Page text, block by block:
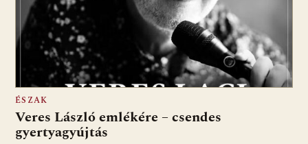
ÉSZAK
Veres László emlékére – csendes
gyertyagyújtás